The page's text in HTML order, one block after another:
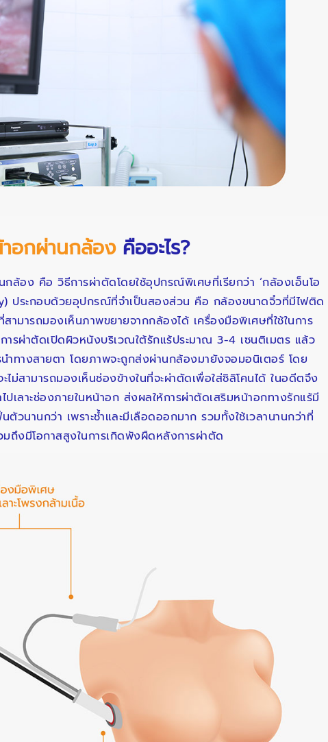
อกผ่านกล้อง คืออะไร?
ล้อง คือ วิธีการผ่าตัดโดยใช้อุปกรณ์พิเศษที่เรียกว่า ‘กล้องเอ็นโอ
ประกอบด้วยอุปกรณ์ที่จำเป็นสองส่วน คือ กล้องขนาดจิ๋วที่มีไฟติด
มารถมองเห็นภาพขยายจากกล้องได้ เครื่องมือพิเศษที่ใช้ในการ
ารผ่าตัดเปิดผิวหนังบริเวณใต้รักแร้ประมาณ 3-4 เซนติเมตร แล้ว
นำทางสายตา โดยภาพจะถูกส่งผ่านกล้องมายังจอมอนิเตอร์ โดย
ม่สามารถมองเห็นช่องข้างในที่จะผ่าตัดเพื่อใส่ซิลิโคนได้ ในอดีตจึง
เลาะช่องภายในหน้าอก ส่งผลให้การผ่าตัดเสริมหน้าอกทางรักแร้มี
ตัวนานกว่า เพราะช้ำและมีเลือดออกมาก รวมทั้งใช้เวลานานกว่าที่
ถึงมีโอกาสสูงในการเกิดพังผืดหลังการผ่าตัด